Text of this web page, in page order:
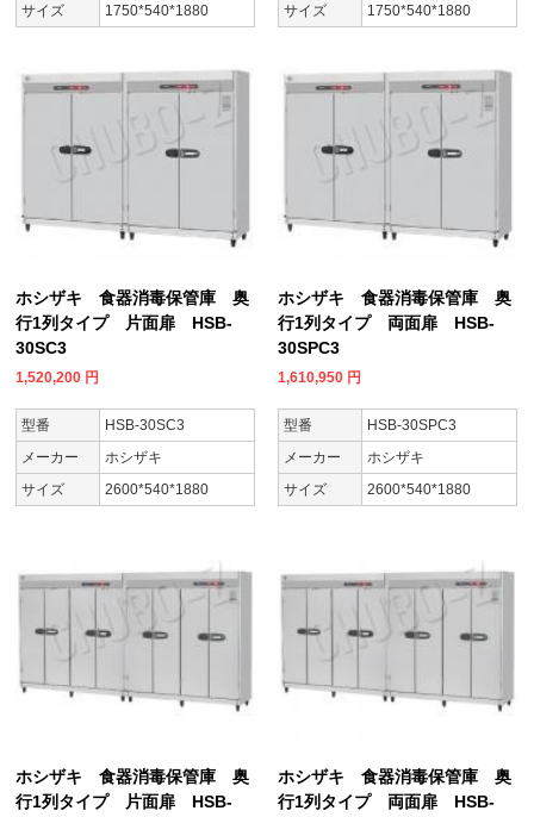
サイズ
1750*540*1880
サイズ
1750*540*1880
ホシザキ 食器消毒保管庫 奥
行1列タイプ 片面扉 HSB-
30SC3
1,520,200 円
型番
HSB-30SC3
メーカー
ホシザキ
サイズ
2600*540*1880
ホシザキ 食器消毒保管庫 奥
行1列タイプ 両面扉 HSB-
30SPC3
1,610,950 円
型番
HSB-30SPC3
メーカー
ホシザキ
サイズ
2600*540*1880
ホシザキ 食器消毒保管庫 奥
行1列タイプ 片面扉 HSB-
ホシザキ 食器消毒保管庫 奥
行1列タイプ 両面扉 HSB-